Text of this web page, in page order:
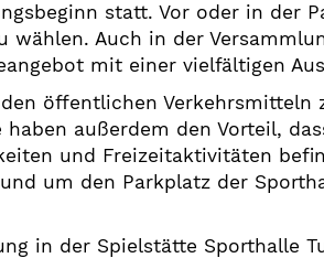
statt. Vor oder in der
Auch in der
mit einer vielfältigen
öffentlichen Verkehrsmitteln
außerdem den Vorteil,
und Freizeitaktivitäten
um den Parkplatz der
in der Spielstätte Sporthalle